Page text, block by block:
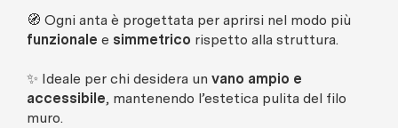
🧭 Ogni anta è progettata per aprirsi nel modo più
funzionale e simmetrico rispetto alla struttura.
✨ Ideale per chi desidera un vano ampio e
accessibile, mantenendo l’estetica pulita del filo
muro.